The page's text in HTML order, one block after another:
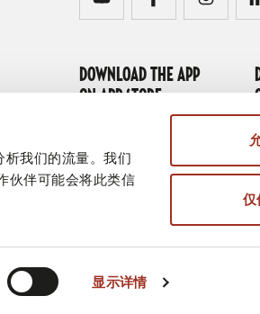
我们的流量。我们
伙伴可能会将此类信
显示详情
仅
DOWNLOAD THE APP
ON APP STORE